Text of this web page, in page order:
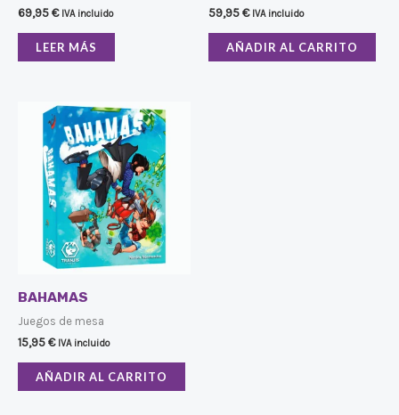
69,95€ IVA incluido
LEER MÁS
59,95€ IVA incluido
AÑADIR AL CARRITO
BAHAMAS
Juegos de mesa
15,95€ IVA incluido
AÑADIR AL CARRITO